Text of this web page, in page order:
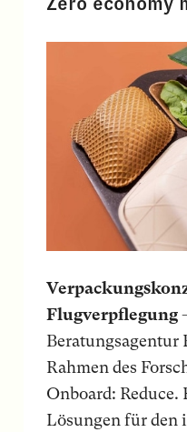
Flugverpflegung
Beratungsagentur
Rahmen des
Onboard: Reduce.
Lösungen für den